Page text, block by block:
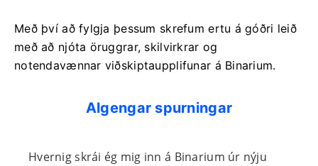
Með því að fylgja þessum skrefum ertu á góðri leið
með að njóta öruggrar, skilvirkrar og
notendavænnar viðskiptaupplifunar á Binarium.
Algengar spurningar
Hvernig skrái ég mig inn á Binarium úr nýju